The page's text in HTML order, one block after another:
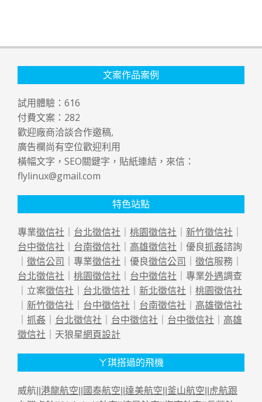
文案作品案例
試用體驗： 616
付費文案： 282
歡迎廠商洽談合作邀稿,
廣告欄尚有空位歡迎利用
橫幅文字，SEO關鍵字，貼紙連結，來信：
flylinux@gmail.com
特色站點
專業徵信社 台北徵信社 桃園徵信社 新竹徵信社
台中徵信社
台南徵信社 高雄徵信社 ｜優良抓姦諮詢
徵信公司 ｜專業徵信社 ｜優良徵信公司 徵信服務｜
台北徵信社
桃園徵信社 台中徵信社 ｜專業外遇調查
｜立案徵信社 台北徵信社 新北徵信社
桃園徵信社
新竹徵信社 台中徵信社 台南徵信社
高雄徵信社
抓姦 台北徵信社 台中徵信社 台中徵信社
高雄
徵信社 ｜天狼星網頁設計
ㄚ琪搭過的飛機
威航|| 港龍航空 國泰航空 達美航空 釜山航空
虎航跟